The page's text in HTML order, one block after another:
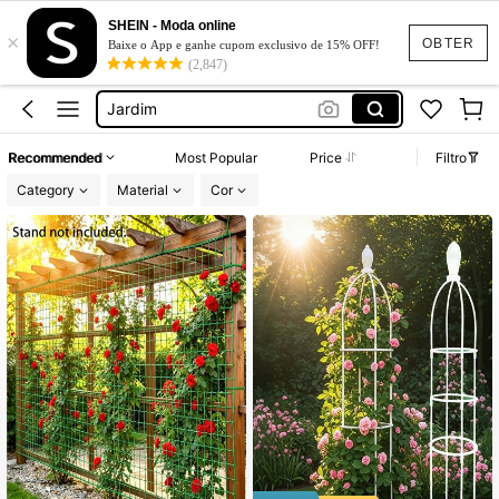
OBTER
×
SHEIN - Moda online
Baixe o App e ganhe cupom exclusivo de 15% OFF!
(2,847)
Tela Para Galinheiro
Suporte Para Plantas
Jardim
Suporte Para Plantas
Recommended Most Popular Price
Filtro
Category
Material Cor